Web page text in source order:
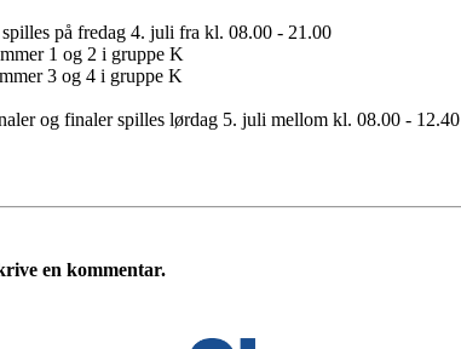
på fredag 4. juli fra kl. 08.00 - 21.00
1 og 2 i gruppe K
3 og 4 i gruppe K
og finaler spilles lørdag 5. juli mellom kl. 08.00 - 12.40
en kommentar.